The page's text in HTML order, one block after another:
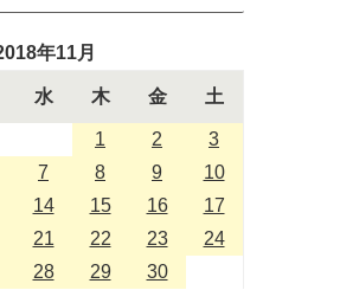
年11月
水 木 金 土
1 2
3
7 8 9
10
14 15 16
17
21 22 23
24
28 29 30